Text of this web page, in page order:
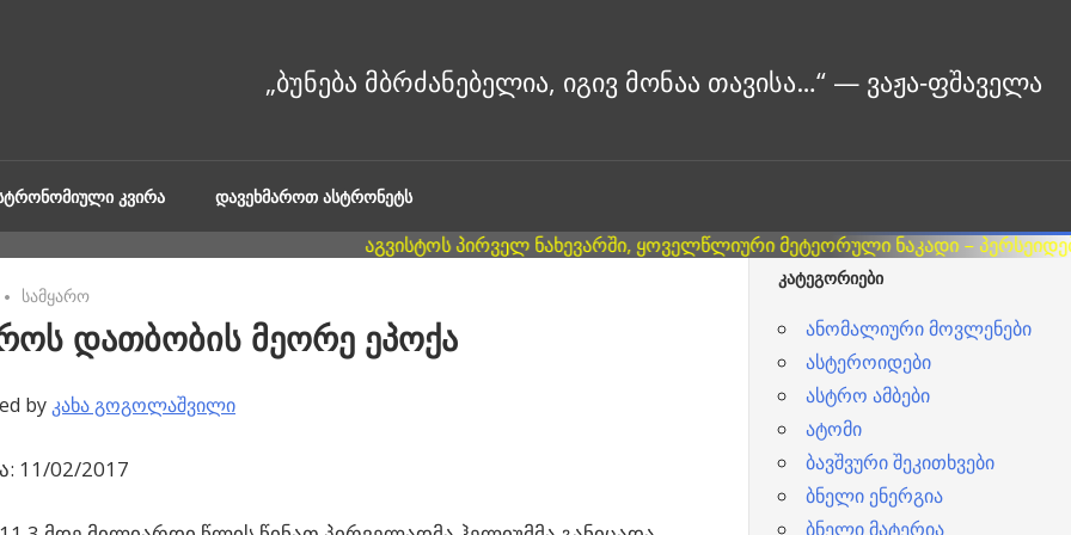
ᲙᲕᲘᲠᲐ ᲓᲐᲕᲔᲮᲛᲐᲠᲝᲗ ᲐᲡᲢᲠᲝᲜᲔᲢᲡ
No comments
სამყარო
დათბობის მეორე ეპოქა
by კახა გოგოლაშვილი
11/02/2017
ᲙᲐᲢᲔᲒᲝᲠᲘᲔᲑᲘ
ანომალიური მოვლენები
ასტეროიდები
ასტრო ამბები
ატომი
ბავშვური შეკითხვები
ბნელი ენერგია
ბნელი მატერია